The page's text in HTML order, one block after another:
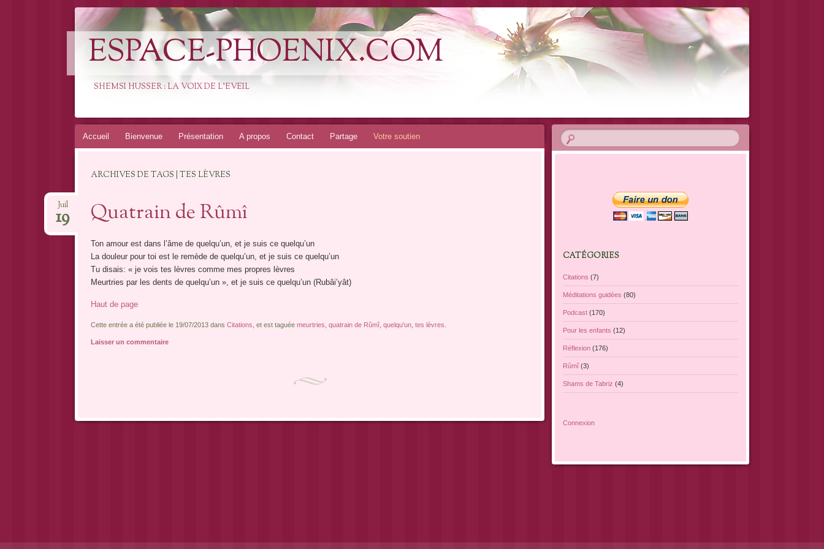
ESPACE-PHOENIX.COM
SHEMSI HUSSER : LA VOIX DE L'EVEIL
Aller
Accueil Bienvenue Présentation A propos Contact Partage Votre soutien
ARCHIVES DE TAGS | TES LÈVRES
Quatrain de Rûmî
Juil
19
Ton amour est dans l’âme de quelqu’un, et je suis ce quelqu’un
La douleur pour toi est le remède de quelqu’un, et je suis ce quelqu’un
Tu disais: « je vois tes lèvres comme mes propres lèvres
Meurtries par les dents de quelqu’un », et je suis ce quelqu’un (Rubâi’yât)
Haut de page
Cette entrée a été publiée le 19/07/2013 dans Citations , et est taguée meurtries quatrain de Rûmî, quelqu'un, tes lèvres
Laisser un commentaire
Navigation des articles
CATÉGORIES
Citations (7)
Méditations guidées (80)
Podcast (170)
Pour les enfants (12)
Réflexion (176)
Rûmî (3)
Shams de Tabriz (4)
Connexion